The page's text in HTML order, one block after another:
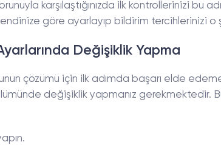
karşılaştığınızda ilk kontrollerinizi bu
göre ayarlayıp bildirim tercihlerinizi o
Değişiklik Yapma
çözümü için ilk adımda başarı elde
değişiklik yapmanız gerekmektedir.